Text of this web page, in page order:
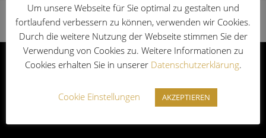
Impressum| Datenschutz|AGB|
Um unsere Webseite für Sie optimal zu gestalten und
fortlaufend verbessern zu können, verwenden wir Cookies.
Durch die weitere Nutzung der Webseite stimmen Sie der
Verwendung von Cookies zu. Weitere Informationen zu
Cookies erhalten Sie in unserer Datenschutzerklärung.
Cookie Einstellungen AKZEPTIEREN